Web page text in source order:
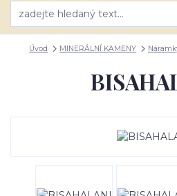
Úvod MINERÁLNÍ KAMENY